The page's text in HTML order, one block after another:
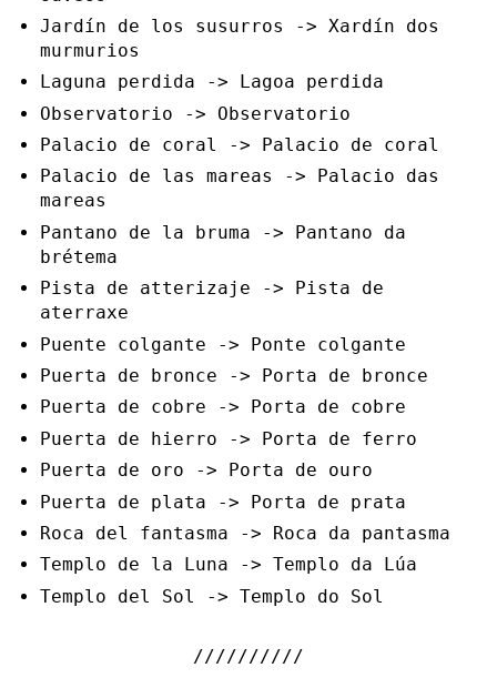
Jardín de los susurros -> Xardín dos
murmurios
Laguna perdida -> Lagoa perdida
Observatorio -> Observatorio
Palacio de coral -> Palacio de coral
Palacio de las mareas -> Palacio das
mareas
Pantano de la bruma -> Pantano da
brétema
Pista de atterizaje -> Pista de
aterraxe
Puente colgante -> Ponte colgante
Puerta de bronce -> Porta de bronce
Puerta de cobre -> Porta de cobre
Puerta de hierro -> Porta de ferro
Puerta de oro -> Porta de ouro
Puerta de plata -> Porta de prata
Roca del fantasma -> Roca da pantasma
Templo de la Luna -> Templo da Lúa
Templo del Sol -> Templo do Sol